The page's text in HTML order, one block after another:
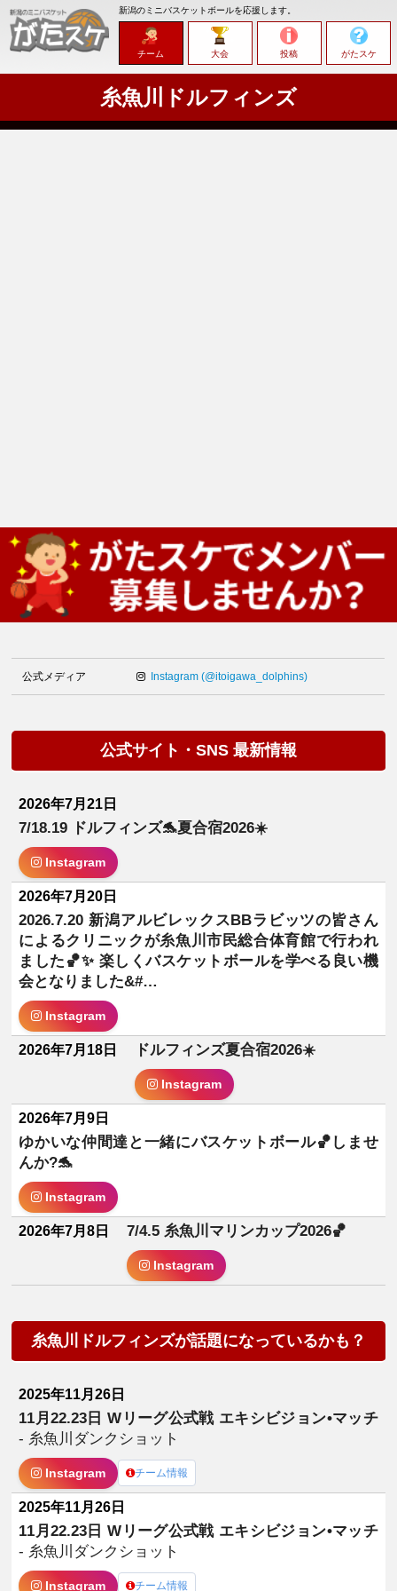
新潟のミニバスケットボールを応援します。
チーム 大会 投稿 がたスケ
糸魚川ドルフィンズ
公式メディア Instagram (@itoigawa_dolphins)
公式サイト・SNS 最新情報
2026年7月21日
7/18.19 ドルフィンズ🐬夏合宿2026☀️
Instagram
2026年7月20日
2026.7.20 新潟アルビレックスBBラビッツの皆さん
によるクリニックが糸魚川市民総合体育館で行われ
ました🏀✨ 楽しくバスケットボールを学べる良い機
会となりました&#…
Instagram
2026年7月18日 ドルフィンズ夏合宿2026☀️
Instagram
2026年7月9日
ゆかいな仲間達と一緒にバスケットボール🏀しませ
んか?🐬
Instagram
2026年7月8日 7/4.5 糸魚川マリンカップ2026🏀
Instagram
糸魚川ドルフィンズが話題になっているかも？
2025年11月26日
11月22.23日 Wリーグ公式戦 エキシビジョン•マッチ
- 糸魚川ダンクショット
Instagram チーム情報
2025年11月26日
11月22.23日 Wリーグ公式戦 エキシビジョン•マッチ
- 糸魚川ダンクショット
Instagram チーム情報